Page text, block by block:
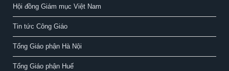
Hội đồng Giám mục Việt Nam
Tin tức Công Giáo
Tổng Giáo phận Hà Nội
Tổng Giáo phận Huế